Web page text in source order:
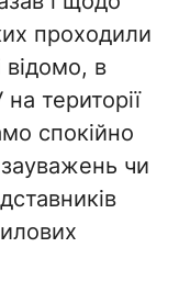
проходили
відомо, в
території
спокійно
чи